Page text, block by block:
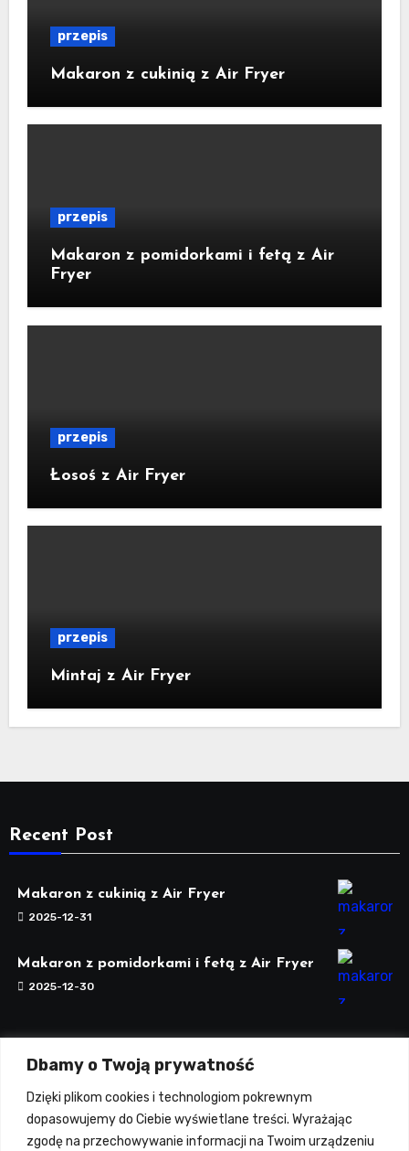
Dbamy o Twoją prywatność
Dzięki plikom cookies i technologiom pokrewnym
dopasowujemy do Ciebie wyświetlane treści. Wyrażając
zgodę na przechowywanie informacji na Twoim urządzeniu
przepis
Makaron z cukinią z Air Fryer
przepis
Makaron z pomidorkami i fetą z Air
Fryer
przepis
Łosoś z Air Fryer
przepis
Mintaj z Air Fryer
Recent Post
Makaron z cukinią z Air Fryer
2025-12-31
Makaron z pomidorkami i fetą z Air Fryer
2025-12-30
Tagi warte uwagi